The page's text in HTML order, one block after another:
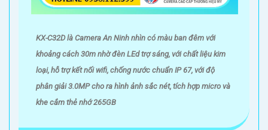
KX-C32D là Camera An Ninh nhìn có màu ban đêm với
khoảng cách 30m nhờ đèn LEd trợ sáng, với chất liệu kim
loại, hỗ trợ kết nối wifi, chống nước chuẩn IP 67, với độ
phân giải 3.0MP cho ra hình ảnh sắc nét, tích hợp micro và
khe cắm thẻ nhớ 265GB